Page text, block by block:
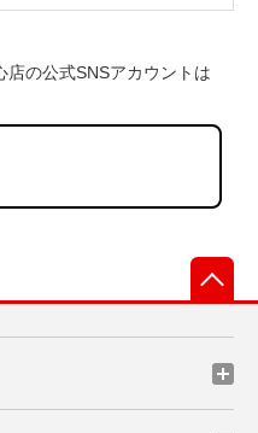
の公式SNSアカウントは